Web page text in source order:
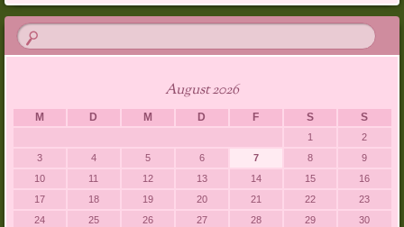
August 2026
M D M D F S S
1
2
3
4 5 6 7 8
9
10
11 12 13 14 15
16
17
18 19 20 21 22
23
24
25 26 27 28 29
30